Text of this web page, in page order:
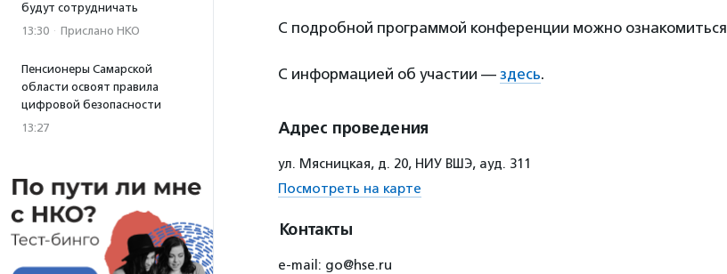
будут сотрудничать
13:30 · Прислано НКО
Пенсионеры Самарской
области освоят правила
цифровой безопасности
13:27
С подробной программой конференции можно ознакомиться
С информацией об участии — здесь.
Адрес проведения
ул. Мясницкая, д. 20, НИУ ВШЭ, ауд. 311
Посмотреть на карте
Контакты
e-mail: go@hse.ru